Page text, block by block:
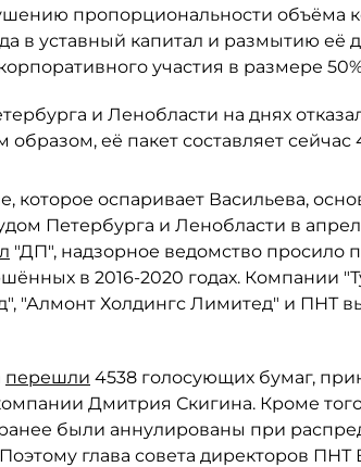
пропорциональности объёма
в уставный капитал и размытию её
участия в размере
и Ленобласти на днях
её пакет составляет сейчас
которое оспаривает Васильева,
Петербурга и Ленобласти в
"ДП", надзорное ведомство просило
в 2016-2020 годах. Компании
"Алмонт Холдингс Лимитед" и ПНТ
перешли 4538 голосующих бумаг,
Дмитрия Скигина. Кроме
были аннулированы при
глава совета директоров ПНТ